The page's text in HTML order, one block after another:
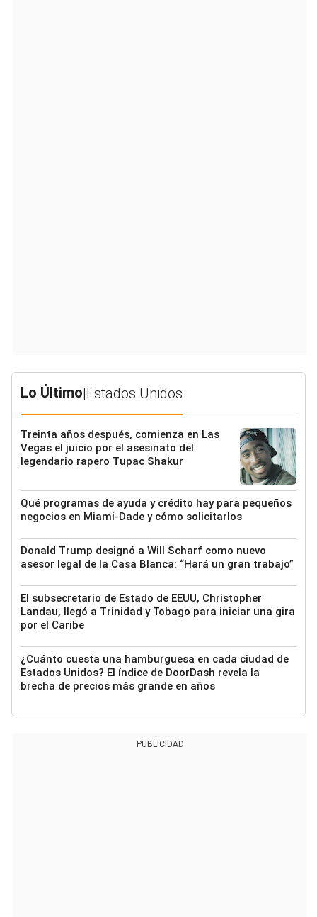
Lo Último|Estados Unidos
Treinta años después, comienza en Las
Vegas el juicio por el asesinato del
legendario rapero Tupac Shakur
Qué programas de ayuda y crédito hay para pequeños
negocios en Miami-Dade y cómo solicitarlos
Donald Trump designó a Will Scharf como nuevo
asesor legal de la Casa Blanca: “Hará un gran trabajo”
El subsecretario de Estado de EEUU, Christopher
Landau, llegó a Trinidad y Tobago para iniciar una gira
por el Caribe
¿Cuánto cuesta una hamburguesa en cada ciudad de
Estados Unidos? El índice de DoorDash revela la
brecha de precios más grande en años
PUBLICIDAD